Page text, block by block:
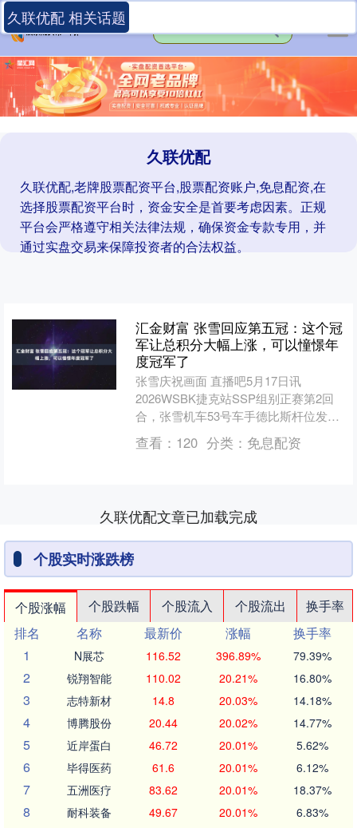
久联优配
久联优配,老牌股票配资平台,股票配资账户,免息配资,在
选择股票配资平台时，资金安全是首要考虑因素。正规
平台会严格遵守相关法律法规，确保资金专款专用，并
通过实盘交易来保障投资者的合法权益。
久联优配 相关话题
汇金财富 张雪回应第五冠：这个冠
军让总积分大幅上涨，可以憧憬年
度冠军了
张雪庆祝画面 直播吧5月17日讯
2026WSBK捷克站SSP组别正赛第2回
合，张雪机车53号车手德比斯杆位发
车，在最后一圈绝杀夺冠，包揽本站两
回合冠军的同时，为....
查看： 120 分类： 免息配资
久联优配文章已加载完成
个股实时涨跌榜
个股涨幅 个股跌幅 个股流入 个股流出
换手率
排名
名称 最新价 涨幅
换手率
1
N展芯 116.52 396.89% 79.39%
2 锐翔智能 110.02 20.21% 16.80%
3 志特新材 14.8 20.03% 14.18%
4 博腾股份 20.44 20.02% 14.77%
5 近岸蛋白 46.72 20.01% 5.62%
6 毕得医药 61.6 20.01% 6.12%
7 五洲医疗 83.62 20.01% 18.37%
8 耐科装备 49.67 20.01% 6.83%